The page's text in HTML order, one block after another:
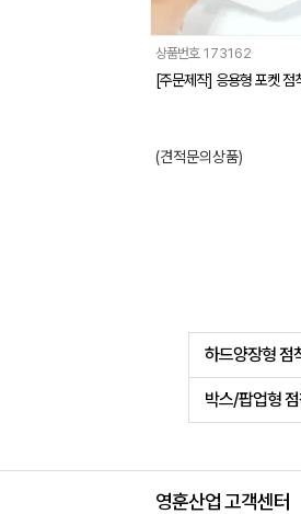
상품번호 173162
[주문제작] 응용형 포켓 점
(견적문의상품)
하드양장형 점
박스/팝업형 점
영훈산업 고객센터